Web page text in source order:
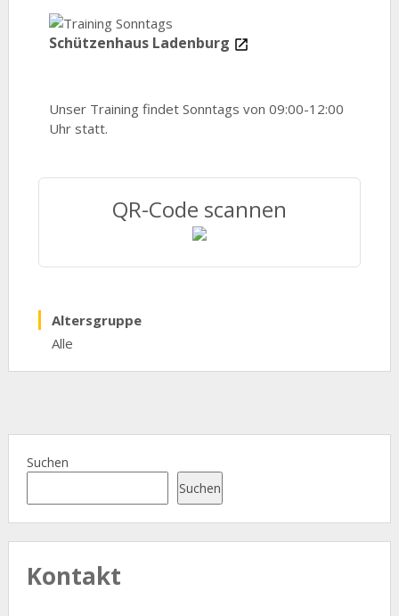
Schützenhaus Ladenburg
Unser Training findet Sonntags von 09:00-12:00
Uhr statt.
QR-Code scannen
Altersgruppe
Alle
Suchen
Suchen
Kontakt